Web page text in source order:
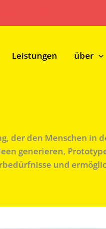
Leistungen über
der den Menschen
generieren,
und